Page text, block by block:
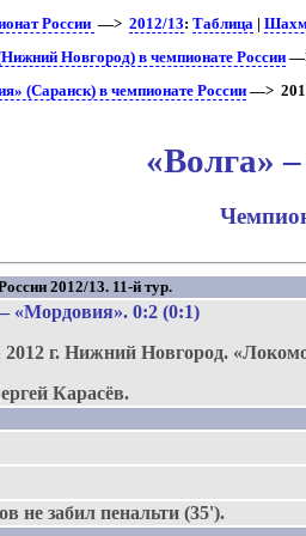
России —>2012/13:Таблица |
Новгород) в чемпионате России
(Саранск) в чемпионате России —>
«Волга»
2012/13. 11-й тур.
«Мордовия». 0:2 (0:1)
2012 г.Нижний Новгород.
Карасёв.
не забил пенальти (35').